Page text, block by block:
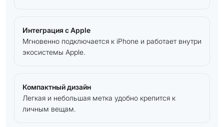
Интеграция с Apple
Мгновенно подключается к iPhone и работает внутри
экосистемы Apple.
Компактный дизайн
Легкая и небольшая метка удобно крепится к
личным вещам.